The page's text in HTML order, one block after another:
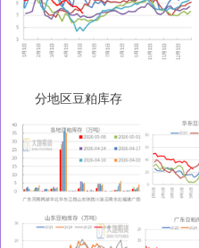
分地区豆粕库存